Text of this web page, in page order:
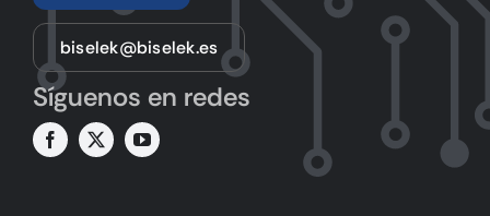
biselek@biselek.es
Síguenos en redes